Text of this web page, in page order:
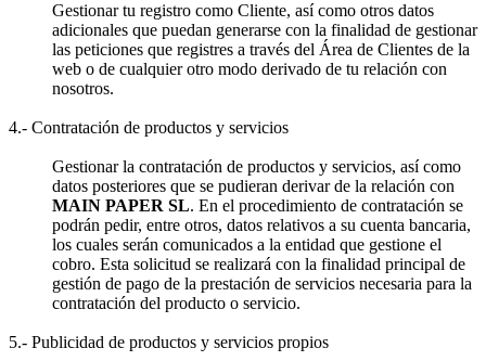
Gestionar tu registro como Cliente, así como otros datos
adicionales que puedan generarse con la finalidad de gestionar
las peticiones que registres a través del Área de Clientes de la
web o de cualquier otro modo derivado de tu relación con
nosotros.
4.- Contratación de productos y servicios
Gestionar la contratación de productos y servicios, así como
datos posteriores que se pudieran derivar de la relación con
MAIN PAPER SL. En el procedimiento de contratación se
podrán pedir, entre otros, datos relativos a su cuenta bancaria,
los cuales serán comunicados a la entidad que gestione el
cobro. Esta solicitud se realizará con la finalidad principal de
gestión de pago de la prestación de servicios necesaria para la
contratación del producto o servicio.
5.- Publicidad de productos y servicios propios